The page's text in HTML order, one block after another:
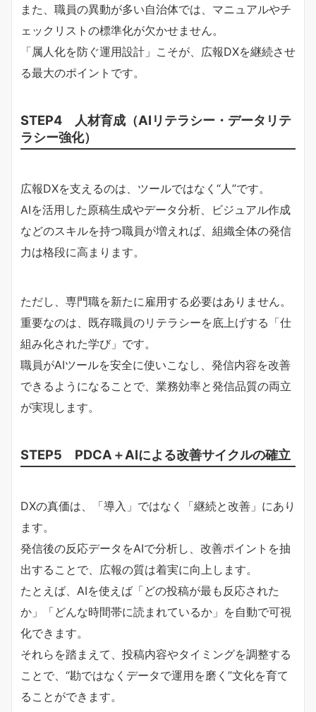
また、職員の異動が多い自治体では、マニュアルやチ
ェックリストの標準化が欠かせません。
「属人化を防ぐ運用設計」こそが、広報DXを継続させ
る最大のポイントです。
STEP4 人材育成（AIリテラシー・データリテ
ラシー強化）
広報DXを支えるのは、ツールではなく“人”です。
AIを活用した原稿生成やデータ分析、ビジュアル作成
などのスキルを持つ職員が増えれば、組織全体の発信
力は格段に高まります。
ただし、専門職を新たに雇用する必要はありません。
重要なのは、既存職員のリテラシーを底上げする「仕
組み化された学び」です。
職員がAIツールを安全に使いこなし、発信内容を改善
できるようになることで、業務効率と発信品質の両立
が実現します。
STEP5 PDCA＋AIによる改善サイクルの確立
DXの真価は、「導入」ではなく「継続と改善」にあり
ます。
発信後の反応データをAIで分析し、改善ポイントを抽
出することで、広報の質は着実に向上します。
たとえば、AIを使えば「どの投稿が最も反応された
か」「どんな時間帯に読まれているか」を自動で可視
化できます。
それらを踏まえて、投稿内容やタイミングを調整する
ことで、“勘ではなくデータで運用を磨く”文化を育て
ることができます。